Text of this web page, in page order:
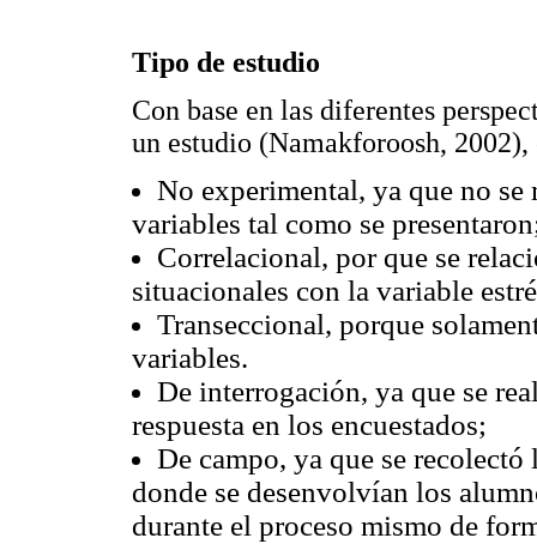
Tipo de estudio
Con base en las diferentes
un estudio (Namakforoosh,
No experimental, ya que no
variables tal como se
Correlacional, por que se
situacionales con la variable
Transeccional, porque
variables.
De interrogación, ya que se
respuesta en los encuestados;
De campo, ya que se
donde se desenvolvían los
durante el proceso mismo de